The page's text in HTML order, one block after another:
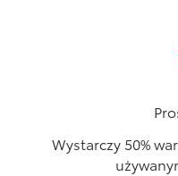
Wystarczy 50%